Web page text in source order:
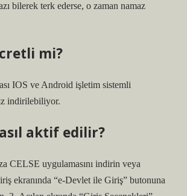
bilerek terk ederse, o zaman namaz
mi?
IOS ve Android işletim sistemli
indirilebiliyor.
aktif edilir?
CELSE uygulamasını indirin veya
ekranında “e-Devlet ile Giriş” butonuna